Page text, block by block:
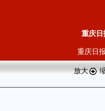
重庆日
重庆日
放大